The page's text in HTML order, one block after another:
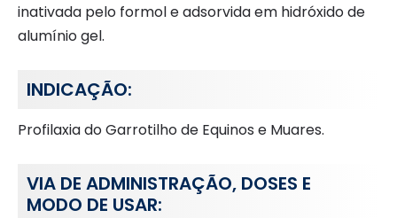
inativada pelo formol e adsorvida em hidróxido de
alumínio gel.
INDICAÇÃO:
Profilaxia do Garrotilho de Equinos e Muares.
VIA DE ADMINISTRAÇÃO, DOSES E
MODO DE USAR: